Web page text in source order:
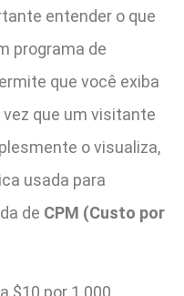
entender o que
programa de
que você exiba
que um visitante
o visualiza,
usada para
de CPM (Custo por
$10 por 1.000